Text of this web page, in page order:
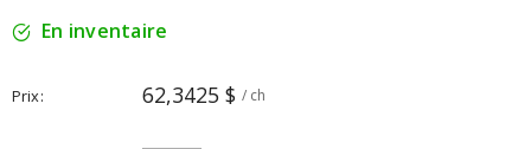
En inventaire
Prix 62,3425 $ / ch